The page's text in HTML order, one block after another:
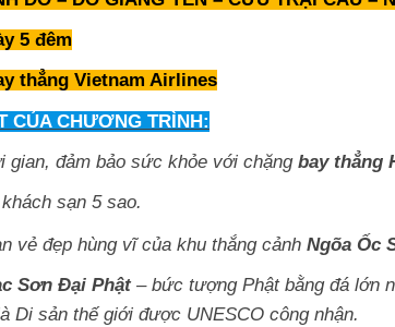
5 đêm
thẳng Vietnam Airlines
CỦA CHƯƠNG TRÌNH:
gian, đảm bảo sức khỏe với chặngbay thẳng
sạn 5 sao.
vẻ đẹp hùng vĩ của khu thắng cảnhNgõa Ốc
Sơn Đại Phật– bức tượng Phật bằng đá lớn
Di sản thế giới được UNESCO công nhận.